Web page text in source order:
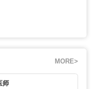
MORE>
师